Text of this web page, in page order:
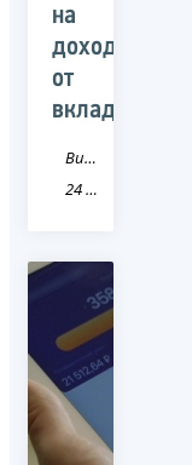
на
доходы
от
вкладов
Видео
24 Красноярский край